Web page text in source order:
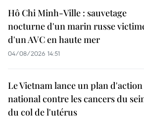
Hô Chi Minh-Ville : sauvetage
nocturne d'un marin russe
d'un AVC en haute mer
04/08/2026 14:51
Le Vietnam lance un plan d'action
national contre les cancers du
du col de l'utérus